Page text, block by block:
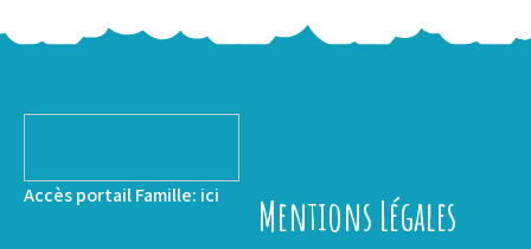
Accès portail Famille: ici Mentions Légales